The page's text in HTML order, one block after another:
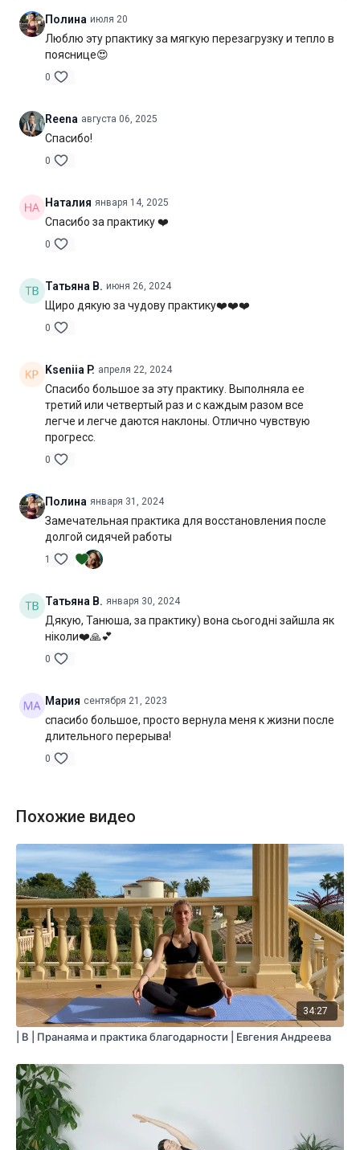
увеличение подвижности тазобедренных суставов
Нагрузка:средняя
Оборудование:
Продолжительность:
Полина июля 20
Люблю эту рпактику за мягкую перезагрузку и тепло в
пояснице😍
0
Reena августа 06, 2025
Спасибо!
0
Наталия января 14, 2025
Спасибо за практику ❤️
0
Татьяна В. июня 26, 2024
Щиро дякую за чудову практику❤️❤️❤️
0
Kseniia P. апреля 22, 2024
Спасибо большое за эту практику. Выполняла ее
третий или четвертый раз и с каждым разом все
легче и легче даются наклоны. Отлично чувствую
прогресс.
0
Полина января 31, 2024
Замечательная практика для восстановления после
долгой сидячей работы
1
Татьяна В. января 30, 2024
Дякую, Танюша, за практику) вона сьогодні зайшла як
ніколи❤️🙏💕
0
Мария сентября 21, 2023
спасибо большое, просто вернула меня к жизни после
длительного перерыва!
0
Похожие видео
34:27
| B | Пранаяма и практика благодарности | Евгения Андреева